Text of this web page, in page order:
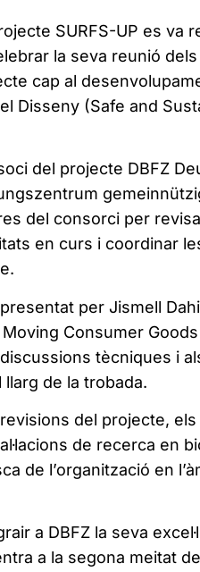
SURFS-UP es va
la seva reunió
cap al
Disseny (Safe and
del projecte DBFZ
del consorci per
en curs i coordinar
per Jismell
Consumer
tècniques i
de la trobada.
del projecte,
de recerca en
de l’organització en
a DBFZ la seva
a la segona meitat